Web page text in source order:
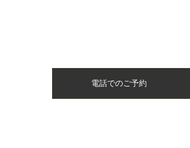
電話でのご予約